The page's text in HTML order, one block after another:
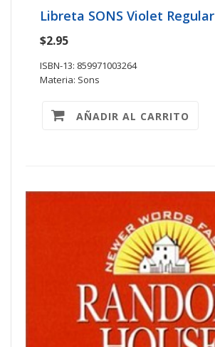
Libreta SONS Violet Regular
$2.95
ISBN-13: 859971003264
Materia: Sons
AÑADIR AL CARRITO